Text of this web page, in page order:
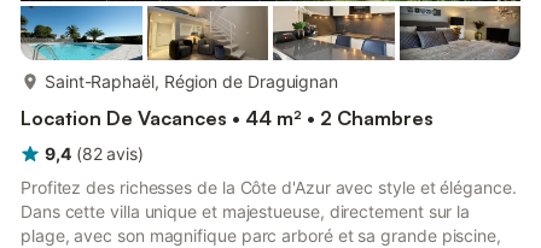
Saint-Raphaël, Région de Draguignan
Location De Vacances • 44 m² • 2 Chambres
9,4 (82 avis)
Profitez des richesses de la Côte d'Azur avec style et élégance.
Dans cette villa unique et majestueuse, directement sur la
plage, avec son magnifique parc arboré et sa grande piscine,